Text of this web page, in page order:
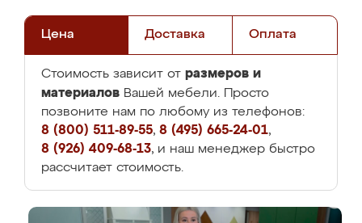
Цена Доставка Оплата
Стоимость зависит от размеров и
материалов Вашей мебели. Просто
позвоните нам по любому из телефонов:
8 (800) 511-89-55, 8 (495) 665-24-01,
8 (926) 409-68-13, и наш менеджер быстро
рассчитает стоимость.